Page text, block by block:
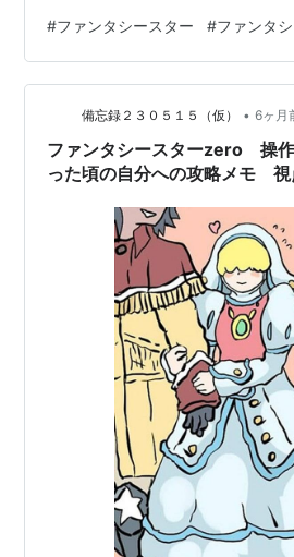
ンライン」は私にとっても初のオ
Ｃ（ドリームキャスト）版、ＧＣ
とメチャメチャやってました。そ
かあの時代の人しか知らないでし
回線と電話回線が同一だったので
で定額みたいなプラン…
#ファンタシースター #ファンタ
備忘録２３０５１５（仮） • 6ヶ月
ファンタシースターzero 操
った頃の自分への攻略メモ 視